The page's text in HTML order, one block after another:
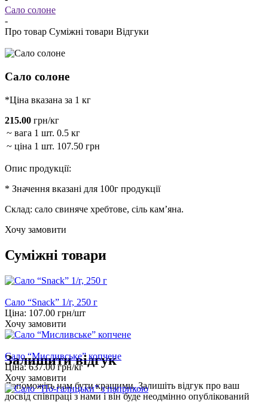
Сало солоне
-
Про товар Суміжні товари Відгуки
Сало солоне
*Ціна вказана за 1 кг
215.00 грн/кг
~ вага 1 шт. 0.5 кг
~ ціна 1 шт. 107.50 грн
Опис продукції:
* Значення вказані для 100г продукції
Склад: сало свиняче хребтове, сіль кам’яна.
Хочу замовити
Суміжні товари
Сало “Snack” 1/г, 250 г
Ціна: 107.00 грн/шт
Хочу замовити
Сало “Мисливське” копчене
Ціна:637.00 грн/кг
Хочу замовити
Залишити відгук
Допоможіть нам бути кращими. Залишіть відгук про ваш
досвід співпраці з нами і він буде неодмінно опублікований